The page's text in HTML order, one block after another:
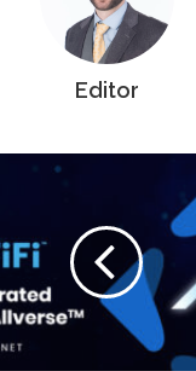
Editor